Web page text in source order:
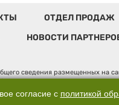
ОТДЕЛ ПРОДАЖ
НОВОСТИ
сведения размещенных на
по надзору в сфере связи,
Юридический адрес:
д. 3, оф. 7015, +7 (343) 288-
согласие с политикой